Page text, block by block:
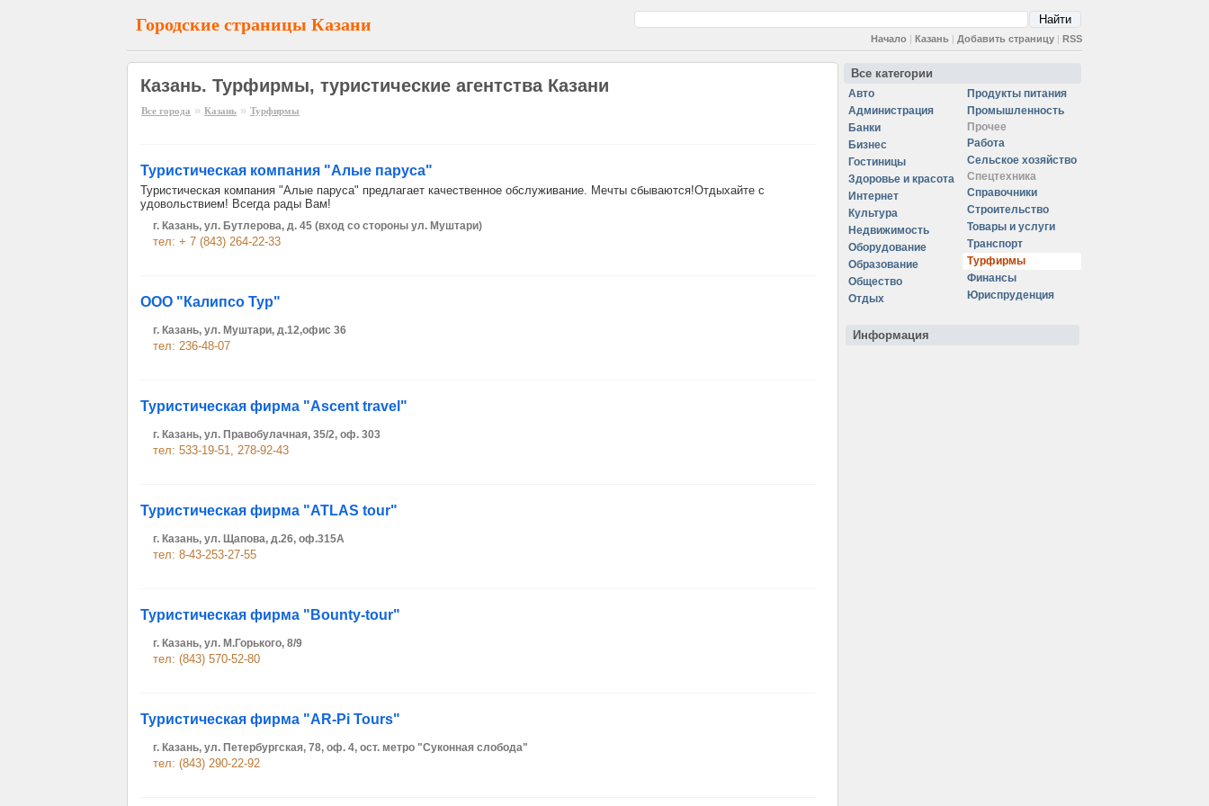
Городские страницы Казани
Начало | Казань | Добавить страницу | RSS
Казань. Турфирмы, туристические агентства Казани
Все города » Казань » Турфирмы
Туристическая компания "Алые паруса"
Туристическая компания "Алые паруса" предлагает качественное обслуживание. Мечты сбываются!Отдыхайте с
удовольствием! Всегда рады Вам!
г. Казань, ул. Бутлерова, д. 45 (вход со стороны ул. Муштари)
тел: + 7 (843) 264-22-33
ООО "Калипсо Тур"
г. Казань, ул. Муштари, д.12,офис 36
тел: 236-48-07
Туристическая фирма "Ascent travel"
г. Казань, ул. Правобулачная, 35/2, оф. 303
тел: 533-19-51, 278-92-43
Туристическая фирма "ATLAS tour"
г. Казань, ул. Щапова, д.26, оф.315А
тел: 8-43-253-27-55
Туристическая фирма "Bounty-tour"
г. Казань, ул. М.Горького, 8/9
тел: (843) 570-52-80
Туристическая фирма "AR-Pi Tours"
г. Казань, ул. Петербургская, 78, оф. 4, ост. метро "Суконная слобода"
тел: (843) 290-22-92
Все категории
Авто
Администрация
Банки
Бизнес
Гостиницы
Здоровье и красота
Интернет
Культура
Недвижимость
Оборудование
Образование
Общество
Отдых
Продукты питания
Промышленность
Прочее
Работа
Сельское хозяйство
Спецтехника
Справочники
Строительство
Товары и услуги
Транспорт
Турфирмы
Финансы
Юриспруденция
Информация